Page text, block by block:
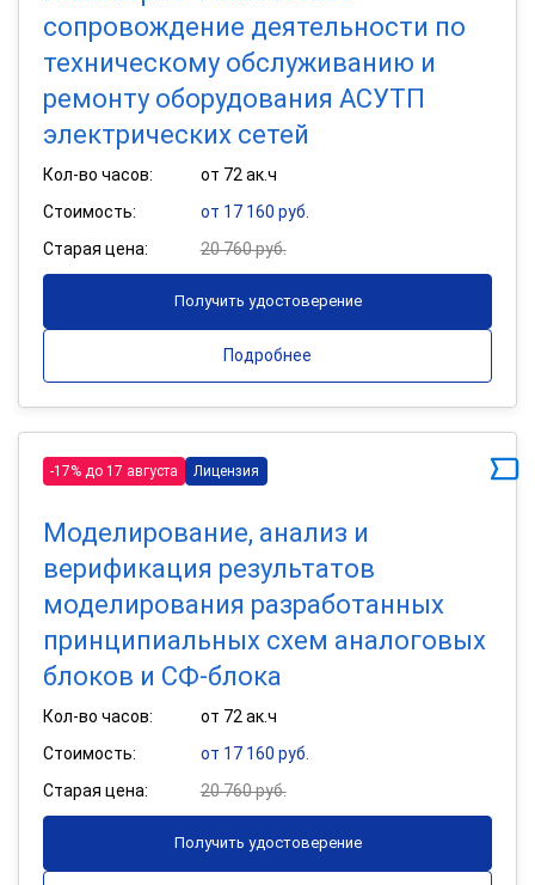
сопровождение деятельности по
техническому обслуживанию и
ремонту оборудования АСУТП
электрических сетей
Кол-во часов:
от 72 ак.ч
Стоимость:
от 17 160 руб.
Старая цена:
20 760 руб.
Получить удостоверение
Подробнее
-17% до 17 августа Лицензия
Моделирование, анализ и
верификация результатов
моделирования разработанных
принципиальных схем аналоговых
блоков и СФ-блока
Кол-во часов:
от 72 ак.ч
Стоимость:
от 17 160 руб.
Старая цена:
20 760 руб.
Получить удостоверение